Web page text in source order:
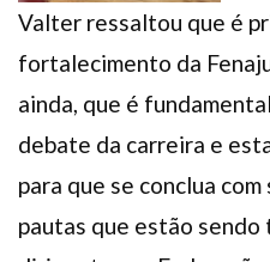
Valter ressaltou que é
fortalecimento da
ainda, que é
debate da carreira e
para que se conclua
pautas que estão sendo